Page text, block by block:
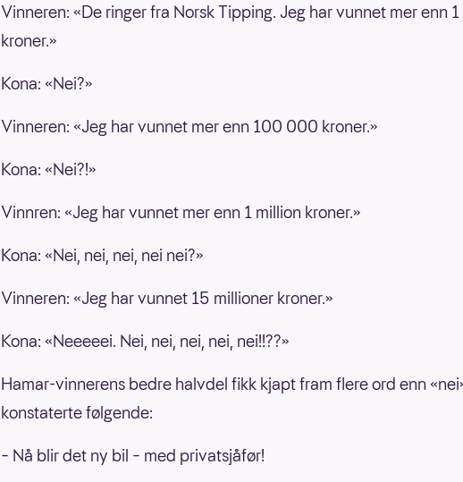
Vinneren: «De ringer fra Norsk Tipping. Jeg har vunnet mer enn
kroner.»
Kona: «Nei?»
Vinneren: «Jeg har vunnet mer enn 100 000 kroner.»
Kona: «Nei?!»
Vinnren: «Jeg har vunnet mer enn 1 million kroner.»
Kona: «Nei, nei, nei, nei nei?»
Vinneren: «Jeg har vunnet 15 millioner kroner.»
Kona: «Neeeeei. Nei, nei, nei, nei, nei!!??»
Hamar-vinnerens bedre halvdel fikk kjapt fram flere ord enn
konstaterte følgende:
– Nå blir det ny bil – med privatsjåfør!